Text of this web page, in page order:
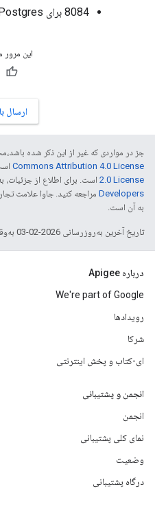
8084 برای Postgres
این مرور
ارسال
جز در مواردی که غیر از این ذکر شده
Commons Attribution 4.0 License
2.0 License است. برای اطلاع از جزئیات،
Developers‏
به آن است.
تاریخ آخرین به‌روزرسانی 2026-02-03 به‌وقت ساعت هماهنگ جهانی.
درباره Apigee
We're part of Google
رویدادها
شرکا
ای-کتاب و پخش اینترنتی
انجمن و پشتیبانی
انجمن
نمای کلی پشتیبانی
وضعیت
درگاه پشتیبانی